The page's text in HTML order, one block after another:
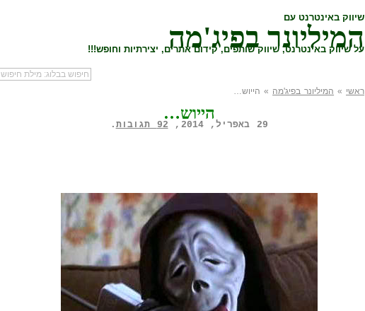
שיווק באינטרנט עם
המיליונר בפיג'מה
על שיווק באינטרנט, שיווק שותפים, קידום אתרים, יצירתיות וחופש!!!
ראשי » המיליונר בפיג'מה » הייוש…
הייוש…
29 באפריל, 2014, 92 תגובות .